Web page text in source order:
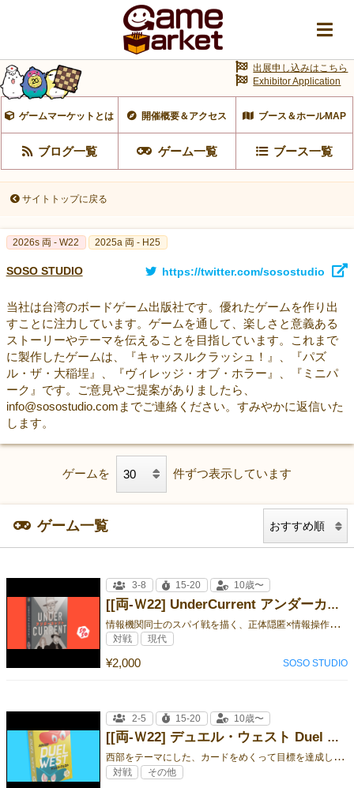
ゲームマーケットとは 開催概要＆アクセス ブース＆ホールMAP
ブログ一覧 ゲーム一覧 ブース一覧
出展申し込みはこちら
Exhibitor Application
サイトトップに戻る
2026s 両 - W22 2025a 両 - H25
SOSO STUDIO https://twitter.com/sosostudio
当社は台湾のボードゲーム出版社です。優れたゲームを作り出
すことに注力しています。ゲームを通して、楽しさと意義ある
ストーリーやテーマを伝えることを目指しています。これまで
に製作したゲームは、『キャッスルクラッシュ！』、『パズ
ル・ザ・大稲埕』、『ヴィレッジ・オブ・ホラー』、『ミニパ
ーク』です。ご意見やご提案がありましたら、
info@sosostudio.comまでご連絡ください。すみやかに返信いた
します。
ゲームを 件ずつ表示しています
ゲーム一覧
[[両-Ｗ22] UnderCurrent アンダーカレント]
情
報機関同士のスパイ戦を描く、正体隠匿×情報操作のカードゲーム。
¥2,000
3-8 15-20 10歳〜
対戦 現代
SOSO STUDIO
[[両-Ｗ22] デュエル・ウェスト Duel West ]
西
部をテーマにした、カードをめくって目標を達成したら「命中！」と叫ぶスピードカードゲーム。
2-5 15-20 10歳〜
対戦 その他